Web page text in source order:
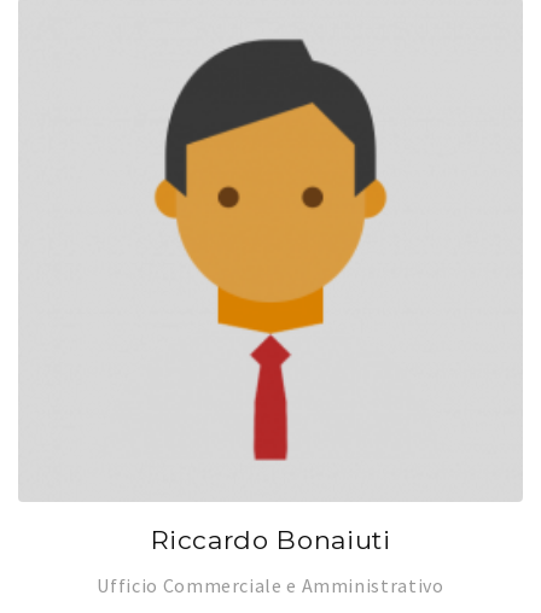
Riccardo Bonaiuti
Ufficio Commerciale e Amministrativo